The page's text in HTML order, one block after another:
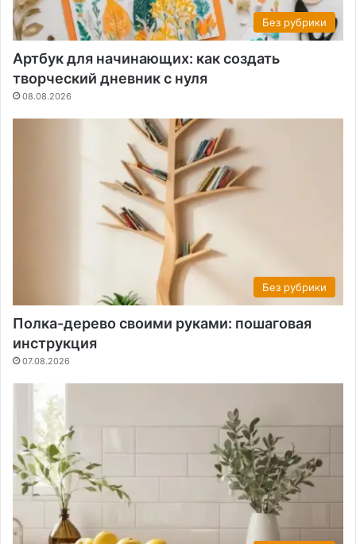
Без рубрики
Артбук для начинающих: как создать
творческий дневник с нуля
08.08.2026
Без рубрики
Полка-дерево своими руками: пошаговая
инструкция
07.08.2026